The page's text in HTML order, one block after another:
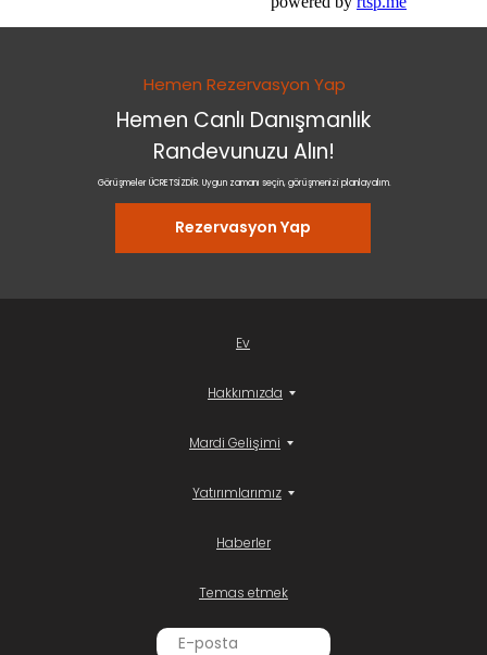
Rezervasyon Yap
Hemen Rezervasyon Yap
Hemen Canlı Danışmanlık
Randevunuzu Alın!
Görüşmeler ÜCRETSİZDİR. Uygun zamanı seçin, görüşmenizi planlayalım.
Ev
Hakkımızda
Mardi Gelişimi
Yatırımlarımız
Temas etmek
Haberler